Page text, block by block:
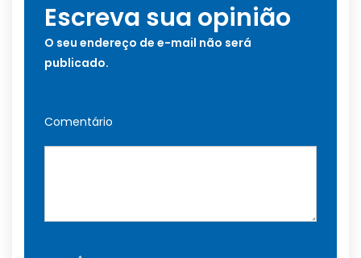
Escreva sua opinião
O seu endereço de e-mail não será
publicado.
Comentário